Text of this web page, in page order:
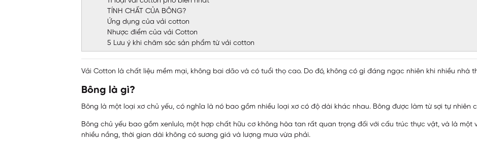
TÍNH CHẤT CỦA BÔNG?
Ứng dụng của vải cotton
Nhược điểm của vải Cotton
5 Lưu ý khi chăm sóc sản phẩm từ vải cotton
Vải Cotton là chất liệu mềm mại, không bai dão và có tuổi thọ cao. Do đó, không có gì đáng ngạc nhiên khi nhiều nhà
Bông là gì?
Bông là một loại xơ chủ yếu, có nghĩa là nó bao gồm nhiều loại xơ có độ dài khác nhau. Bông được làm từ sợi tự nhiên
Bông chủ yếu bao gồm xenlulo, một hợp chất hữu cơ không hòa tan rất quan trọng đối với cấu trúc thực vật, và là một
nhiều nắng, thời gian dài không có sương giá và lượng mưa vừa phải.